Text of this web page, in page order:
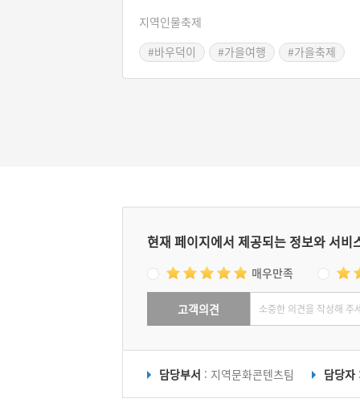
지이자 총본산이다. 남사당패의 여섯가지 놀
는 중요무형문화재 3호로 지정되어 있다. 축
에서는 남사당공연을 비롯한 창작극, 인형극,
지역인물축제
#바우덕이
#가을여행 #가을축제
현재 페이지에서 제공되는 정보와 서비
매우만족
고객의견
담당부서 : 지역문화콘텐츠팀 담당자